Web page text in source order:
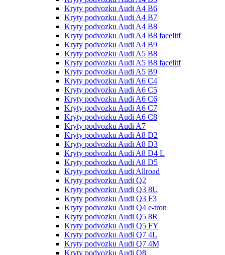
Kryty podvozku Audi A4 B6
Kryty podvozku Audi A4 B7
Kryty podvozku Audi A4 B8
Kryty podvozku Audi A4 B8 facelitf
Kryty podvozku Audi A4 B9
Kryty podvozku Audi A5 B8
Kryty podvozku Audi A5 B8 facelitf
Kryty podvozku Audi A5 B9
Kryty podvozku Audi A6 C4
Kryty podvozku Audi A6 C5
Kryty podvozku Audi A6 C6
Kryty podvozku Audi A6 C7
Kryty podvozku Audi A6 C8
Kryty podvozku Audi A7
Kryty podvozku Audi A8 D2
Kryty podvozku Audi A8 D3
Kryty podvozku Audi A8 D4 L
Kryty podvozku Audi A8 D5
Kryty podvozku Audi Allroad
Kryty podvozku Audi Q2
Kryty podvozku Audi Q3 8U
Kryty podvozku Audi Q3 F3
Kryty podvozku Audi Q4 e-tron
Kryty podvozku Audi Q5 8R
Kryty podvozku Audi Q5 FY
Kryty podvozku Audi Q7 4L
Kryty podvozku Audi Q7 4M
Kryty podvozku Audi Q8